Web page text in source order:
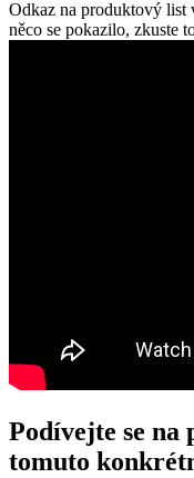
Odkaz na produktový list
něco se pokazilo, zkuste
Podívejte se na
tomuto